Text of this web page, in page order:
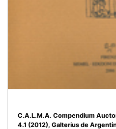
C.A.L.M.A. Compendium
4.1 (2012), Galterius de